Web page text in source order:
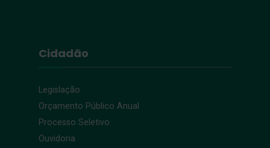
Cidadão
Legislação
Orçamento Público Anual
Processo Seletivo
Ouvidoria